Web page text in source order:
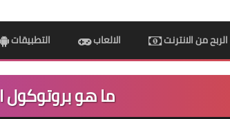
الرئيسية
الربح من الانترنت الالعاب التطبيقات
ما هو بروتوكول